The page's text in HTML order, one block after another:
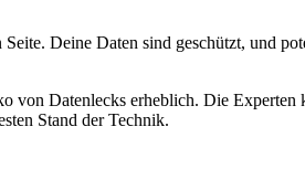
Deine Daten sind geschützt, und
von Datenlecks erheblich. Die
Stand der Technik.